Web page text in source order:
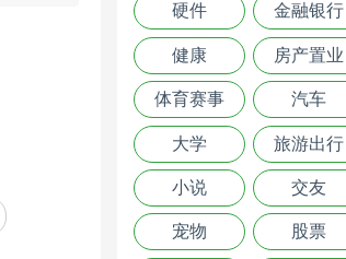
硬件 金融银行
健康 房产置业
体育赛事 汽车
大学 旅游出行
小说 交友
宠物 股票